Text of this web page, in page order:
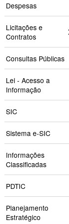
Despesas
Licitações e
Contratos
Consultas Públicas
Lei - Acesso a
Informação
SIC
Sistema e-SIC
Informações
Classificadas
PDTIC
Planejamento
Estratégico